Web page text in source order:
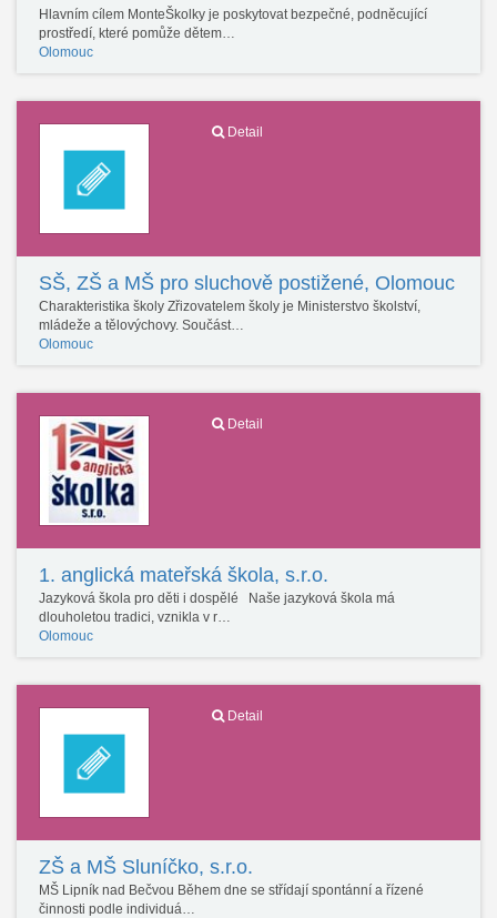
Hlavním cílem MonteŠkolky je poskytovat bezpečné, podněcující
prostředí, které pomůže dětem…
Olomouc
Detail
SŠ, ZŠ a MŠ pro sluchově postižené, Olomouc
Charakteristika školy Zřizovatelem školy je Ministerstvo školství,
mládeže a tělovýchovy. Součást…
Olomouc
Detail
1. anglická mateřská škola, s.r.o.
Jazyková škola pro děti i dospělé Naše jazyková škola má
dlouholetou tradici, vznikla v r…
Olomouc
Detail
ZŠ a MŠ Sluníčko, s.r.o.
MŠ Lipník nad Bečvou Během dne se střídají spontánní a řízené
činnosti podle individuá…